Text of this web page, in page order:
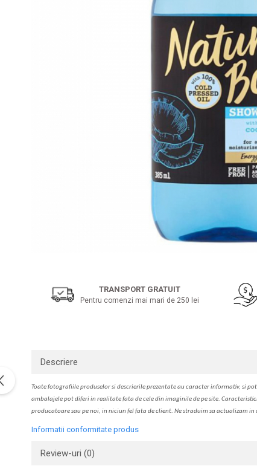
Vata demachianta
TRANSPORT GRATUIT
Pentru comenzi mai mari de 250 lei
Descriere
Toate fotografiile produselorsidescrierileprezentate au caracter informativ, si
ambalajele pot diferi in realitate fata de cele din imaginile de pe site. C
producatoare sau pe noi, in niciun fel fata de client. Ne straduim sa actualizam in
Informatii conformitate produs
Review-uri (0)